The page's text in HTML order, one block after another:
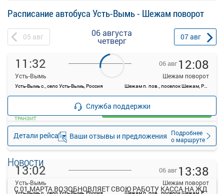
Расписание автобуса Усть-Вымь - Шежам поворот
05 авг 06 августа
четверг 07авг
11:32
Усть-Вымь
Усть-Вымь с., село Усть-Вымь, Россия
06 авг 12:08
Шежам поворот
Шежам п. пов., поселок Шежам, Россия
Детали рейса
Подробнее
о маршруте
—
ТРАНЗИТ
Загрузить цену
13:02
Усть-Вымь
06 авг 13:38
Шежам поворот
Служба поддержки
Ваши отзывы и предложения
Новости
С 01 МАРТА ВОЗОБНОВЛЯЕТ СВОЮ РАБОТУ КАССА НА ЖД